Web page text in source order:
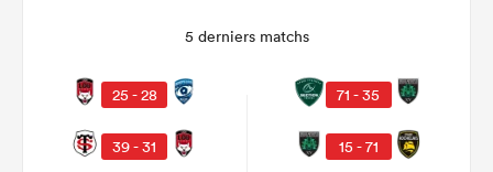
5 derniers matchs
25 - 28
39 - 31
71 - 35
15 - 71